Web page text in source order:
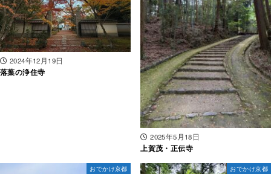
2024年12月19日
落葉の浄住寺
2025年5月18日
上賀茂・正伝寺
おでかけ京都 おでかけ京都